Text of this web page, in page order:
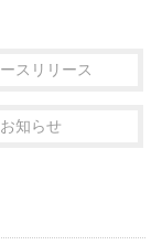
スリリース
お知らせ